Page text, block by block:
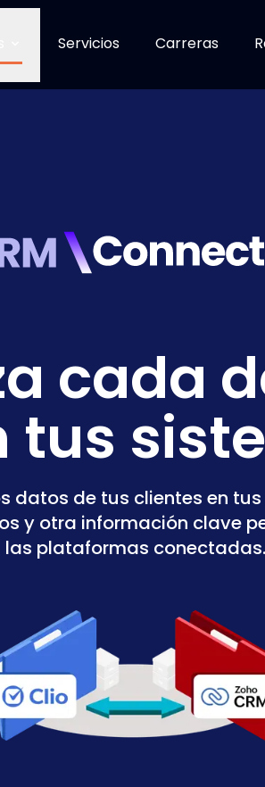
Servicios Carreras
cada
datos de tus clientes en
y otra información clave
las plataformas conectadas.